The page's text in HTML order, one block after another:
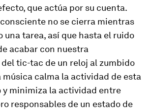
que actúa por su cuenta.
no se cierra mientras
una tarea, así que hasta el ruido
acabar con nuestra
tic-tac de un reloj al zumbido
música calma la actividad de esta
y minimiza la actividad entre
responsables de un estado de